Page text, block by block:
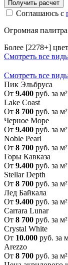
Получить расчет
Соглашаюсь с
Огромная
Более [2278+]
Смотреть все
Смотреть все
Пик Эльбруса
От 9.400 руб. за м²
Lake Coast
От 8 700 руб. за м²
Черное Море
От 9.400 руб. за м²
Noble Pearl
От 8 700 руб. за м²
Горы Кавказа
От 9.400 руб. за м²
Stellar Depth
От 8 700 руб. за м²
Лед Байкала
От 9.400 руб. за м²
Carrara Lunar
От 8 700 руб. за м²
Crystal White
От 10.000 руб. за
Arezzo
От 8 700 руб. за м²